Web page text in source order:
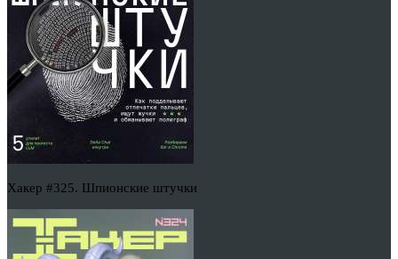
Хакер #325. Шпионские штучки